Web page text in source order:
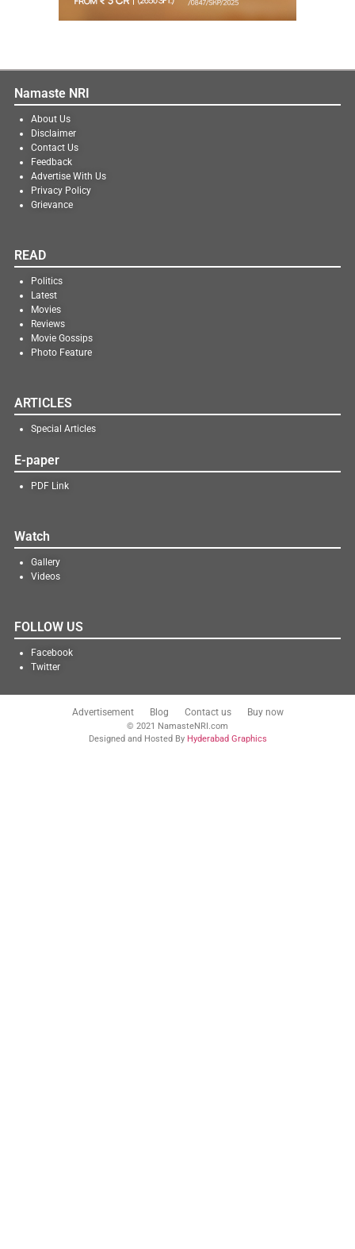
Namaste NRI
About Us
Disclaimer
Contact Us
Feedback
Advertise With Us
Privacy Policy
Grievance
READ
Politics
Latest
Movies
Reviews
Movie Gossips
Photo Feature
ARTICLES
Special Articles
E-paper
PDF Link
Watch
Gallery
Videos
FOLLOW US
Facebook
Twitter
Advertisement Blog Contact us Buy now
© 2021 NamasteNRI.com
Designed and Hosted By Hyderabad Graphics